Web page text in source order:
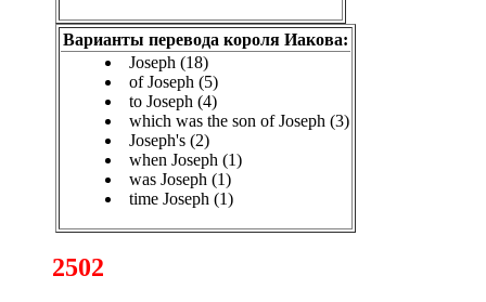
Варианты перевода короля Иакова:
Joseph (18)
of Joseph (5)
to Joseph (4)
which was the son of Joseph (3)
Joseph's (2)
when Joseph (1)
was Joseph (1)
time Joseph (1)
2502